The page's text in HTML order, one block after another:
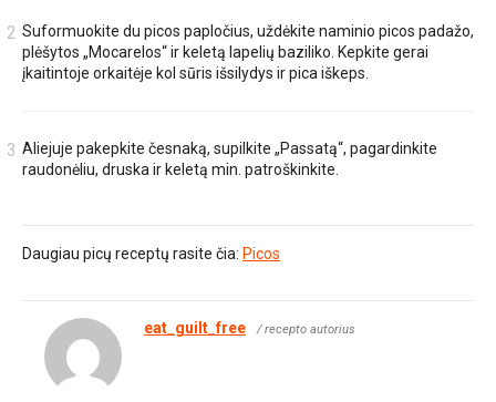
Suformuokite du picos papločius, uždėkite naminio picos padažo,
plėšytos „Mocarelos“ ir keletą lapelių baziliko. Kepkite gerai
įkaitintoje orkaitėje kol sūris išsilydys ir pica iškeps.
Aliejuje pakepkite česnaką, supilkite „Passatą“, pagardinkite
raudonėliu, druska ir keletą min. patroškinkite.
Daugiau picų receptų rasite čia: Picos
eat_guilt_free / recepto autorius